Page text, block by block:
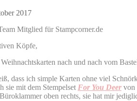
2017
Mitglied für Stampcorner.de
Köpfe,
nach und nach vom
dass ich simple Karten ohne viel
sie mit dem StempelsetFor You Deer von
oben rechts, sie hat mir